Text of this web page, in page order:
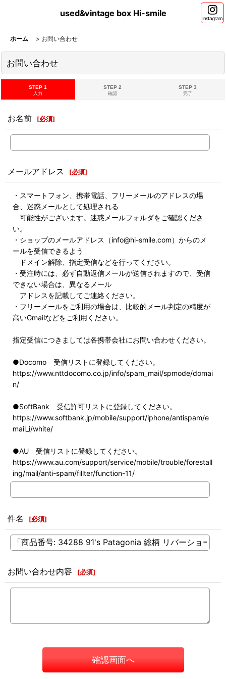
used&vintage box Hi-smile
Instagram
ホーム > お問い合わせ
お問い合わせ
STEP 1
入力
STEP 2
確認
STEP 3
完了
お名前 [必須]
メールアドレス [必須]
・スマートフォン、携帯電話、フリーメールのアドレスの場
合、迷惑メールとして処理される
可能性がございます。迷惑メールフォルダをご確認くださ
い。
・ショップのメールアドレス（info@hi-smile.com）からのメ
ールを受信できるよう
ドメイン解除、指定受信などを行ってください。
・受注時には、必ず自動返信メールが送信されますので、受信
できない場合は、異なるメール
アドレスを記載してご連絡ください。
・フリーメールをご利用の場合は、比較的メール判定の精度が
高いGmailなどをご利用ください。
指定受信につきましては各携帯会社にお問い合わせください。
●Docomo 受信リストに登録してください。
https://www.nttdocomo.co.jp/info/spam_mail/spmode/domai
n/
●SoftBank 受信許可リストに登録してください。
https://www.softbank.jp/mobile/support/iphone/antispam/e
mail_i/white/
●AU 受信リストに登録してください。
https://www.au.com/support/service/mobile/trouble/forestall
ing/mail/anti-spam/fillter/function-11/
件名 [必須]
お問い合わせ内容 [必須]
確認画面へ